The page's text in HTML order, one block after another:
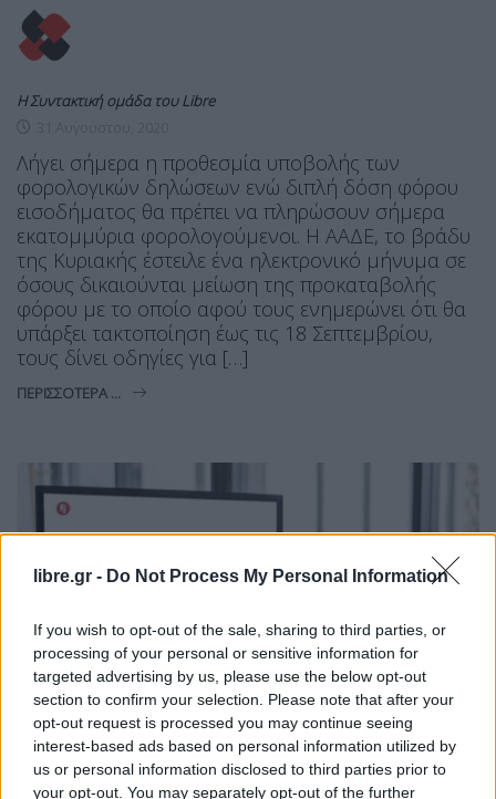
libre.gr - Do Not Process My Personal Information
If you wish to opt-out of the sale, sharing to third parties, or
processing of your personal or sensitive information for
targeted advertising by us, please use the below opt-out
section to confirm your selection. Please note that after your
opt-out request is processed you may continue seeing
interest-based ads based on personal information utilized by
us or personal information disclosed to third parties prior to
your opt-out. You may separately opt-out of the further
Η Συντακτική ομάδα του Libre
Λήγει σήμερα η προθεσμία υποβολής των
φορολογικών δηλώσεων ενώ διπλή δόση φόρου
εισοδήματος θα πρέπει να πληρώσουν σήμερα
εκατομμύρια φορολογούμενοι. Η ΑΑΔΕ, το βράδυ
της Κυριακής έστειλε ένα ηλεκτρονικό μήνυμα σε
όσους δικαιούνται μείωση της προκαταβολής
φόρου με το οποίο αφού τους ενημερώνει ότι θα
υπάρξει τακτοποίηση έως τις 18 Σεπτεμβρίου,
τους δίνει οδηγίες για […]
ΠΕΡΙΣΣΌΤΕΡΑ ...